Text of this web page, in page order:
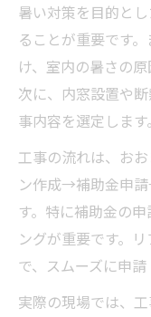
暑い対策を目的と
ることが重要です
け、室内の暑さの
次に、内窓設置や
事内容を選定します。
工事の流れは、お
ン作成→補助金申
す。特に補助金の
ングが重要です。
で、スムーズに申請
実際の現場では、